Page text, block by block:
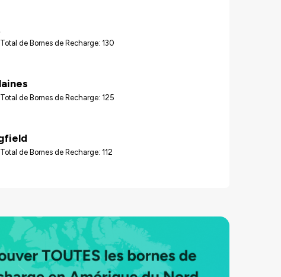
de Bornes de Recharge: 130
de Bornes de Recharge: 125
de Bornes de Recharge: 112